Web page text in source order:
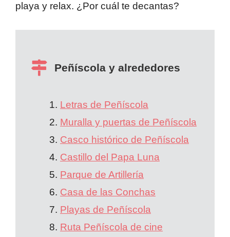
playa y relax. ¿Por cuál te decantas?
Peñíscola y alrededores
Letras de Peñíscola
Muralla y puertas de Peñíscola
Casco histórico de Peñíscola
Castillo del Papa Luna
Parque de Artillería
Casa de las Conchas
Playas de Peñíscola
Ruta Peñíscola de cine